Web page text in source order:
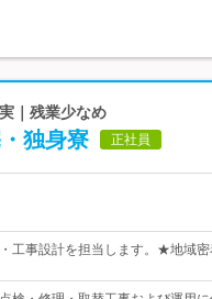
｜残業少なめ
独身寮 正社員
工事設計を担当します。★地域密